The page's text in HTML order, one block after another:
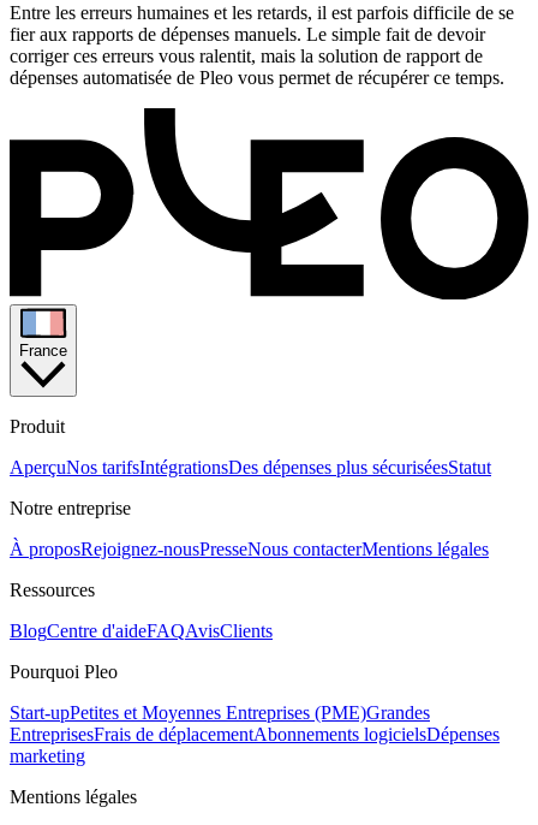
Entre les erreurs humaines et les retards, il est parfois difficile de se
fier aux rapports de dépenses manuels. Le simple fait de devoir
corriger ces erreurs vous ralentit, mais la solution de rapport de
dépenses automatisée de Pleo vous permet de récupérer ce temps.
France
Produit
AperçuNos tarifsIntégrationsDes dépenses plus sécuriséesStatut
Notre entreprise
À proposRejoignez-nousPresseNous contacterMentions légales
Ressources
BlogCentre d'aideFAQAvisClients
Pourquoi Pleo
Start-upPetites et Moyennes Entreprises (PME)Grandes
EntreprisesFrais de déplacementAbonnements logicielsDépenses
marketing
Mentions légales